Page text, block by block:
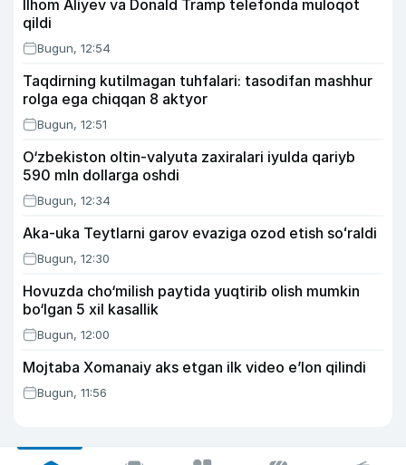
Ilhom Aliyev va Donald Tramp telefonda muloqot
qildi
Bugun, 12:54
Taqdirning kutilmagan tuhfalari: tasodifan mashhur
rolga ega chiqqan 8 aktyor
Bugun, 12:51
O‘zbekiston oltin-valyuta zaxiralari iyulda qariyb
590 mln dollarga oshdi
Bugun, 12:34
Aka-uka Teytlarni garov evaziga ozod etish soʻraldi
Bugun, 12:30
Hovuzda cho‘milish paytida yuqtirib olish mumkin
bo‘lgan 5 xil kasallik
Bugun, 12:00
Mojtaba Xomanaiy aks etgan ilk video e’lon qilindi
Bugun, 11:56